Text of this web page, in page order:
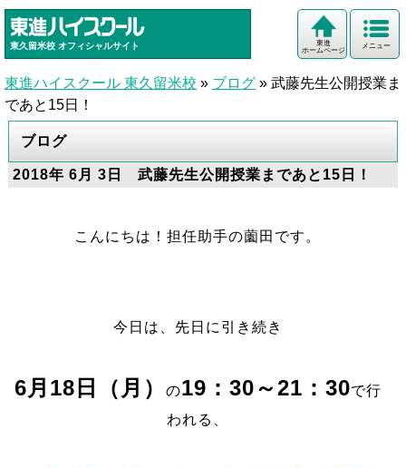
東久留米校 オフィシャルサイト メニュー
東進
ホームページ
東進ハイスクール 東久留米校 » ブログ » 武藤先生公開授業ま
であと15日！
ブログ
2018年 6月 3日 武藤先生公開授業まであと15日！
こんにちは！担任助手の薗田です。
今日は、先日に引き続き
6月18日（月） の19：30～21：30で行
われる、